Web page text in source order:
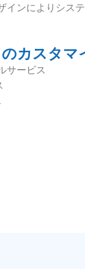
インによりシス
カスタマ
サービス